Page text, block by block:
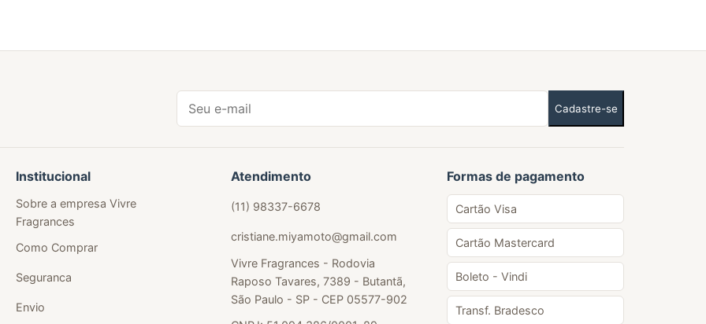
Cadastre-se
Institucional
Sobre a empresa Vivre
Fragrances
Como Comprar
Seguranca
Envio
Atendimento
(11) 98337-6678
cristiane.miyamoto@gmail.com
Vivre Fragrances - Rodovia
Raposo Tavares, 7389 - Butantã,
São Paulo - SP - CEP 05577-902
Formas de pagamento
Cartão Visa
Cartão Mastercard
Boleto - Vindi
Transf. Bradesco